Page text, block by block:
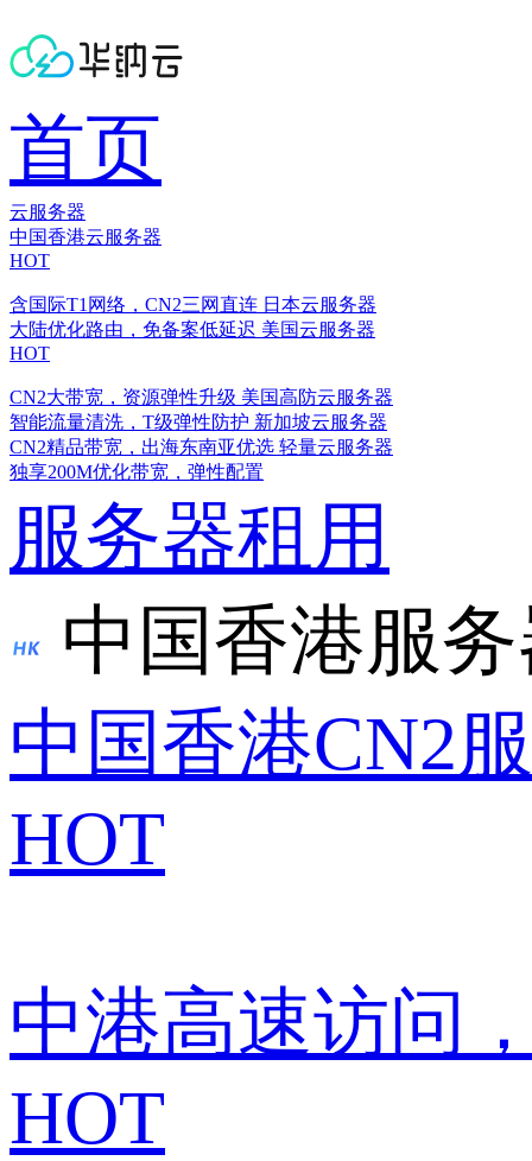
首页
云服务器
中国香港云服务器
HOT
含国际T1网络，CN2三网直连 日本云服务器
大陆优化路由，免备案低延迟 美国云服务器
HOT
CN2大带宽，资源弹性升级 美国高防云服务器
智能流量清洗，T级弹性防护 新加坡云服务器
CN2精品带宽，出海东南亚优选 轻量云服务器
独享200M优化带宽，弹性配置
服务器租用
中国香港服
中国香港CN2
HOT
中港高速访问
HOT